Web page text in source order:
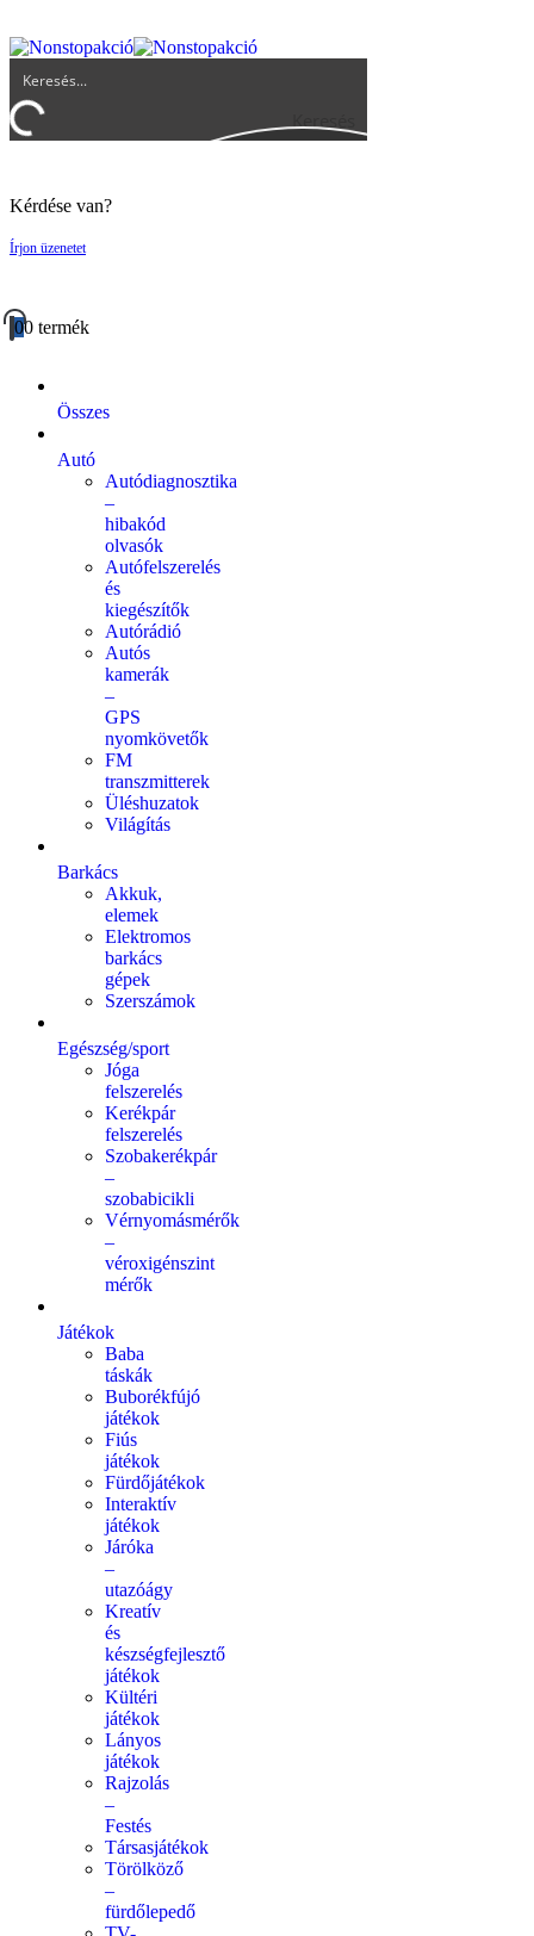
Keresés
Kérdése van?
Írjon üzenetet
00 termék
Összes
Autó
Autódiagnosztika
–
hibakód
olvasók
Autófelszerelés
és
kiegészítők
Autórádió
Autós
kamerák
–
GPS
nyomkövetők
FM
transzmitterek
Üléshuzatok
Világítás
Barkács
Akkuk,
elemek
Elektromos
barkács
gépek
Szerszámok
Egészség/sport
Jóga
felszerelés
Kerékpár
felszerelés
Szobakerékpár
–
szobabicikli
Vérnyomásmérők
–
véroxigénszint
mérők
Játékok
Baba
táskák
Buborékfújó
játékok
Fiús
játékok
Fürdőjátékok
Interaktív
játékok
Járóka
–
utazóágy
Kreatív
és
készségfejlesztő
játékok
Kültéri
játékok
Lányos
játékok
Rajzolás
–
Festés
Társasjátékok
Törölköző
–
fürdőlepedő